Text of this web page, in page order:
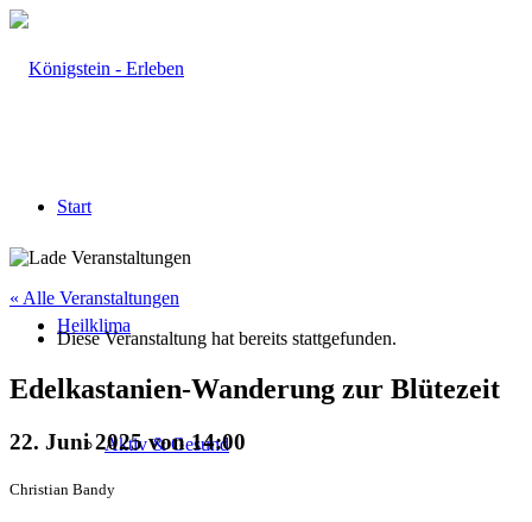
Start
Heilklima
Aktiv & Gesund
« Alle Veranstaltungen
Diese Veranstaltung hat bereits stattgefunden.
Edelkastanien-Wanderung zur Blütezeit
22. Juni 2025 von 14:00
Christian Bandy